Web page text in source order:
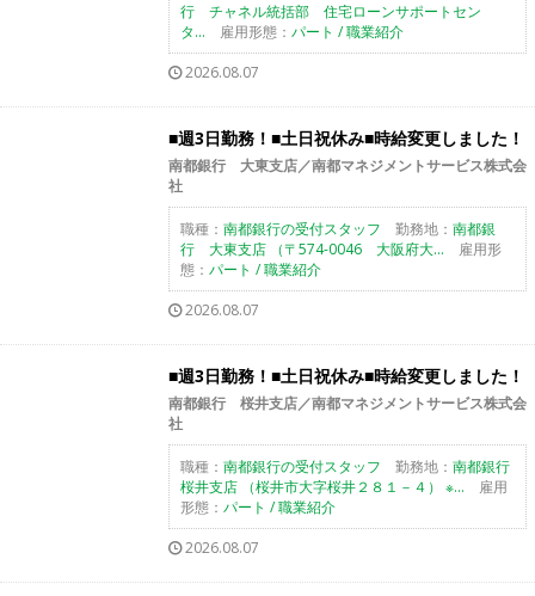
行 チャネル統括部 住宅ローンサポートセン
タ...
雇用形態： パート / 職業紹介
2026.08.07
■週3日勤務！■土日祝休み■時給変更しました！
南都銀行 大東支店／南都マネジメントサービス株式会
社
職種： 南都銀行の受付スタッフ 勤務地： 南都銀
行 大東支店 （〒574-0046 大阪府大...
雇用形
態： パート / 職業紹介
2026.08.07
■週3日勤務！■土日祝休み■時給変更しました！
南都銀行 桜井支店／南都マネジメントサービス株式会
社
職種： 南都銀行の受付スタッフ 勤務地： 南都銀行
桜井支店 （桜井市大字桜井２８１－４） ※...
雇用
形態： パート / 職業紹介
2026.08.07